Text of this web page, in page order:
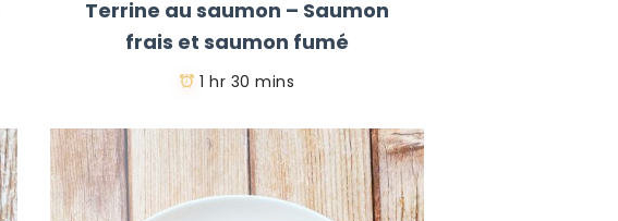
Terrine au saumon – Saumon
frais et saumon fumé
1 hr 30 mins